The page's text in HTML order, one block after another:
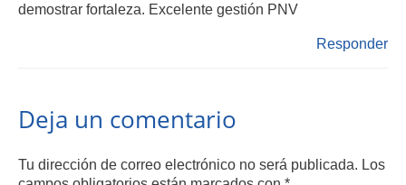
demostrar fortaleza. Excelente gestión PNV
Responder
Deja un comentario
Tu dirección de correo electrónico no será publicada. Los